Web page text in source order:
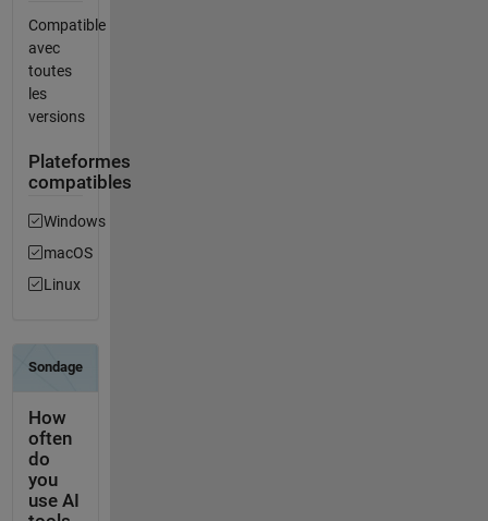
Compatible
avec
toutes
les
versions
Plateformes
compatibles
Windows
macOS
Linux